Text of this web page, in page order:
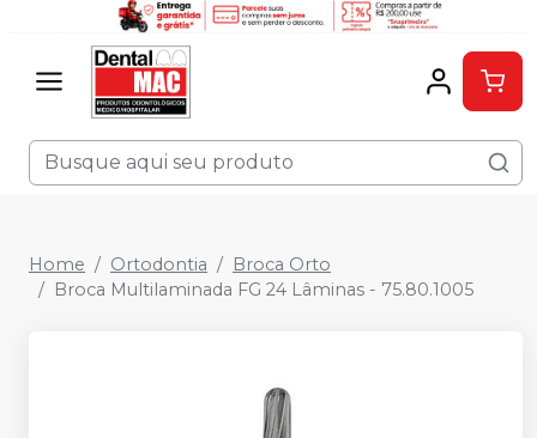
Home Ortodontia
Broca Orto
Broca Multilaminada FG 24 Lâminas - 75.80.1005